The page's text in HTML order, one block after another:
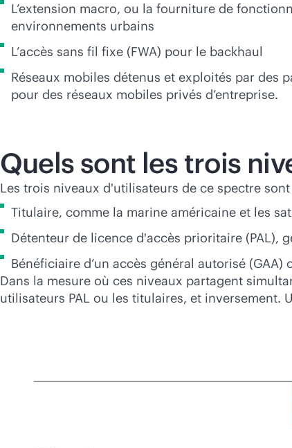
L’extension macro, ou la fourniture de
environnements urbains
L’accès sans fil fixe (FWA) pour le backhaul
Réseaux mobiles détenus et exploités par des
pour des réseaux mobiles privés d’entreprise.
Quels sont les trois
Les trois niveaux d'utilisateurs de ce spectre
Titulaire, comme la marine américaine et les
Détenteur de licence d'accès prioritaire (PAL),
Bénéficiaire d’un accès général autorisé
Dans la mesure où ces niveaux partagent
utilisateurs PAL ou les titulaires, et inversement.